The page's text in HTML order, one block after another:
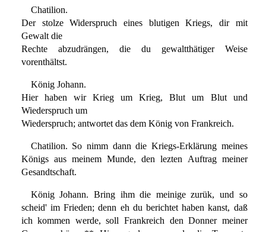
Chatilion.
Der stolze Widerspruch eines blutigen Kriegs, dir mit
Gewalt die
Rechte abzudrängen, die du gewaltthätiger Weise
vorenthältst.
König Johann.
Hier haben wir Krieg um Krieg, Blut um Blut und
Wiederspruch um
Wiederspruch; antwortet das dem König von Frankreich.
Chatilion. So nimm dann die Kriegs-Erklärung meines
Königs aus meinem Munde, den lezten Auftrag meiner
Gesandtschaft.
König Johann. Bring ihm die meinige zurük, und so
scheid' im Frieden; denn eh du berichtet haben kanst, daß
ich kommen werde, soll Frankreich den Donner meiner